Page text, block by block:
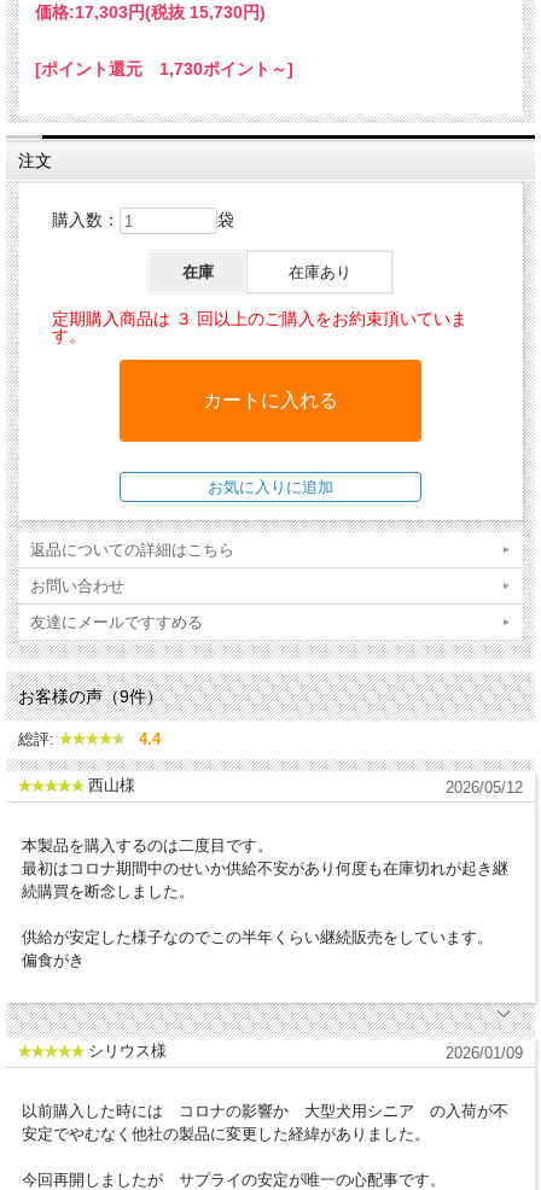
▶ 中大型犬がちょうど食べやすい粒形状
いきます。
「シニア」は、加齢による代謝の衰えや、腎臓、肝臓、
心臓の機能低下がみられる10歳以上のシニア犬のため
に、エネルギー量はあまり減らさずに、タンパク質、ナ
ン、ラム、卵、健康で艶やかな皮膚被毛ケアに最適なサ
ーモン、ビタミン豊富で消化に優しい海の魚に、身体の
機能を健康に保つ植物オイルや各種ハーブ、ビタミン、
ミネラルをバランスよく組み合わせたシニア犬用スペシ
消化吸収に優れた食物繊維を豊富に含み、関節の健康維
持に欠かせない緑イ貝、活力を与えるL-カルニチン、ビ
タミンCをバランスよく配合したフードで、シニア期の
中大型犬の健全な代謝を促し、健康な毎日が長く続くよ
うサポートします。
原材料：チキンプロテイン*、ラムプロテイン*、米、米粉、コーン、
コーン粉、大麦、フィッシュミール、サーモンミール、グリーブス(脱
脂ハラミ肉)、ポルトリー脂肪、加水分解レバー、ひまわり油、ビート
ファイバー*、アップルポマス*、塩化カリウム、菜種油、サッカロマ
イセス・セレビシエ*、塩化ナトリウム、海藻*、亜麻仁 (0.16%)、ミ
ルクシスル、アーティチョーク、タンポポ、ショウガ、カンバ葉、ネ
トル、カモミール、コリアンダー、ローズマリー、セージ、リコリス
根、タイム(ハーブ：0.16%)*、乾燥全卵(0.12%)、チコリの根
(0.05%)、緑イ貝*(0.02%)、イースト抽出物*、ビタミン類(ビタミン
A、ビタミンD3、ビタミンE、ビタミンB1、ビタミンB2、ビタミン
B6、ビタミンC、ビオチン、Dパントテン酸カルシウム、ナイアシ
ン、ビタミンB12、コリン)、ミネラル類（鉄、銅、亜鉛、マンガン、
ニチン)、天然由来トコフェロール（酸化防止剤として）(*乾燥)
粗タンパク質 - 21.0 %
粗脂肪 - 10.0 %
粗灰分 - 5.5 %
粗炭水化物 - 52.0 %
水分 - 9 %
価格:17,303円(税抜 15,730円)
[ポイント還元 1,730ポイント～]
注文
購入数： 袋
在庫 在庫あり
定期購入商品は ３ 回以上のご購入をお約束頂いていま
す。
返品についての詳細はこちら
お問い合わせ
友達にメールですすめる
お客様の声（9件）
総評: 4.4
西山様 2026/05/12
本製品を購入するのは二度目です。
最初はコロナ期間中のせいか供給不安があり何度も在庫切れが起き継
続購買を断念しました。
供給が安定した様子なのでこの半年くらい継続販売をしています。
偏食がき
シリウス様 2026/01/09
以前購入した時には コロナの影響か 大型犬用シニア の入荷が不
安定でやむなく他社の製品に変更した経緯がありました。
今回再開しましたが サプライの安定が唯一の心配事です。